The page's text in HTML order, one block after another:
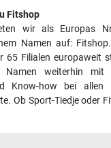
Fitshop
wir als Europas
Namen auf:
65 Filialen europaweit
weiterhin mit
Know-how bei allen
Ob Sport-Tiedje oder